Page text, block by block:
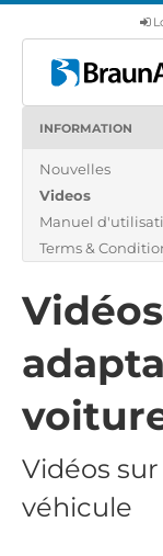
Produits
Nous
Trouver
INFORMATION
Nouvelles
Videos
Manuel
Terms &
Vidéos
véhicule